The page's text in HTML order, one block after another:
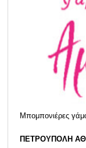
Μπομπονιέρες
ΠΕΤΡΟΥΠΟΛΗ